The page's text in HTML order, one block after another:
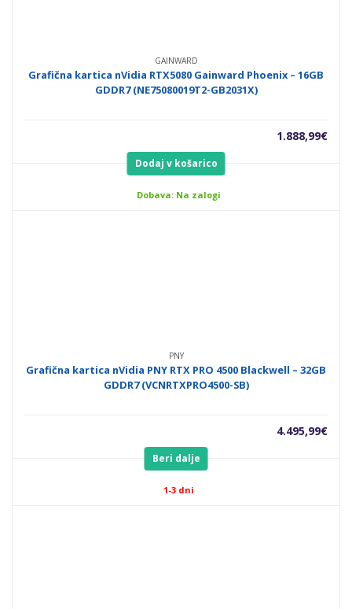
GAINWARD
Grafična kartica nVidia RTX5080 Gainward Phoenix – 16GB
GDDR7 (NE75080019T2-GB2031X)
1.888,99€
Dodaj v košarico
Dobava: Na zalogi
PNY
Grafična kartica nVidia PNY RTX PRO 4500 Blackwell – 32GB
GDDR7 (VCNRTXPRO4500-SB)
4.495,99€
Beri dalje
1-3 dni